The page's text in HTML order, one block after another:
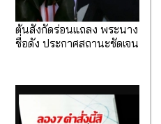
ต้นสังกัดร่อนแถลง พระนาง
ชื่อดัง ประกาศสถานะชัดเจน